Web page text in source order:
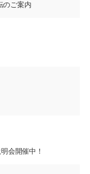
のご案内
会開催中！